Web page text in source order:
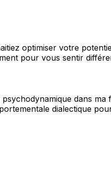
optimiser votre
pour vous sentir
dans
dialectique